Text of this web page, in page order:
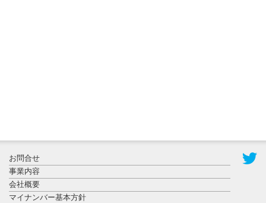
県警等と大
規模災害時
連携協定を
締結し...
お問合せ
事業内容
会社概要
マイナンバー基本方針